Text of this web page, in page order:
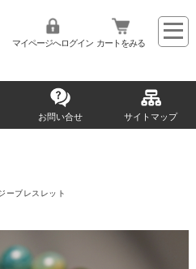
マイページへログイン カートをみる
お問い合せ サイトマップ
ーブレスレット